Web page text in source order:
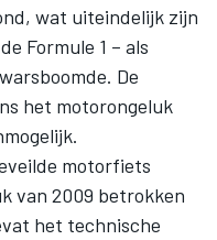
wat uiteindelijk zijn
Formule 1 – als
De
het motorongeluk
motorfiets
van 2009 betrokken
het technische